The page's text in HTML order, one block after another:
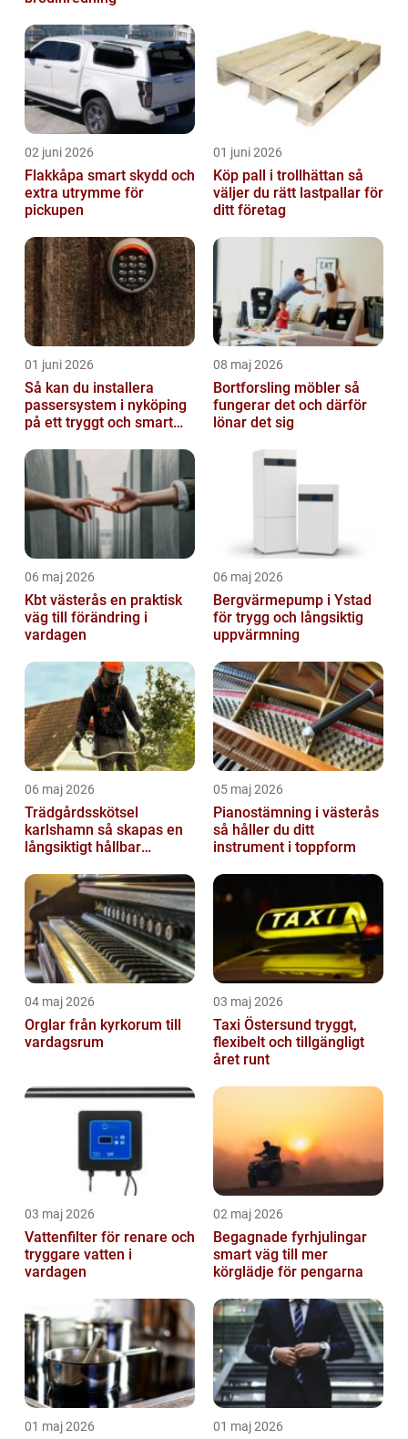
02 juni 2026
Flakkåpa smart skydd och
extra utrymme för
pickupen
01 juni 2026
Köp pall i trollhättan så
väljer du rätt lastpallar för
ditt företag
01 juni 2026
Så kan du installera
passersystem i nyköping
på ett tryggt och smart
08 maj 2026
Bortforsling möbler så
fungerar det och därför
lönar det sig
06 maj 2026
Kbt västerås en praktisk
väg till förändring i
vardagen
06 maj 2026
Bergvärmepump i Ystad
för trygg och långsiktig
uppvärmning
06 maj 2026
Trädgårdsskötsel
karlshamn så skapas en
långsiktigt hållbar
05 maj 2026
Pianostämning i västerås
så håller du ditt
instrument i toppform
04 maj 2026
Orglar från kyrkorum till
vardagsrum
03 maj 2026
Taxi Östersund tryggt,
flexibelt och tillgängligt
året runt
03 maj 2026
Vattenfilter för renare och
tryggare vatten i
vardagen
02 maj 2026
Begagnade fyrhjulingar
smart väg till mer
körglädje för pengarna
01 maj 2026 01 maj 2026